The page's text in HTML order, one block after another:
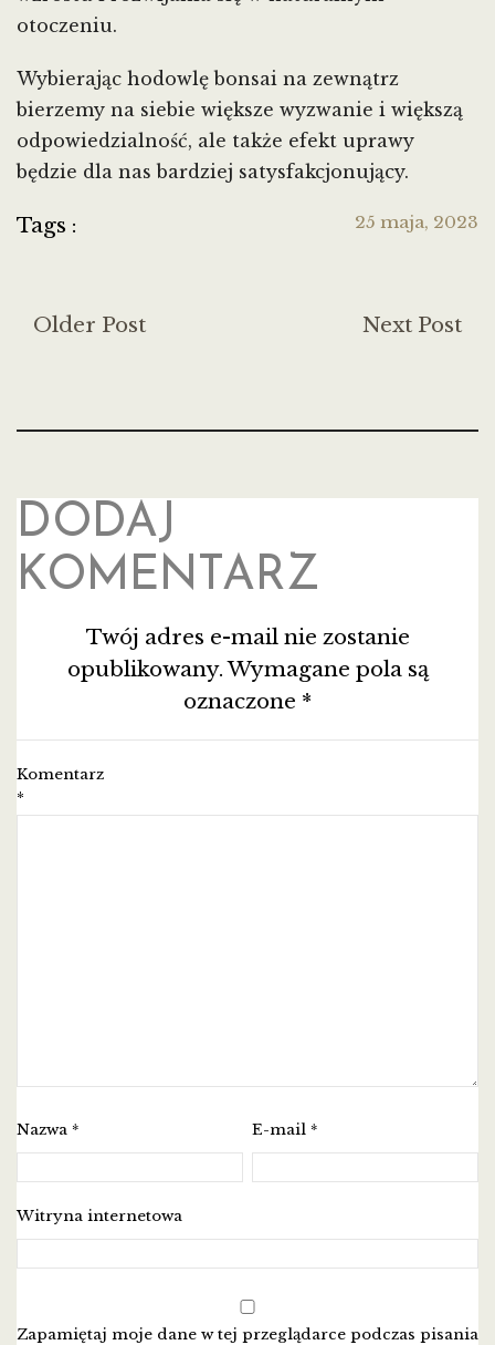
otoczeniu.
Wybierając hodowlę bonsai na zewnątrz
bierzemy na siebie większe wyzwanie i większą
odpowiedzialność, ale także efekt uprawy
będzie dla nas bardziej satysfakcjonujący.
Tags : 25 maja, 2023
Older Post Next Post
DODAJ
KOMENTARZ
Twój adres e-mail nie zostanie
opublikowany.Wymagane pola są
oznaczone *
Komentarz
*
Nazwa * E-mail *
Witryna internetowa
Zapamiętaj moje dane w tej przeglądarce podczas pisania